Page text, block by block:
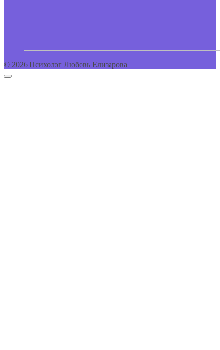
© 2026 Психолог Любовь Елизарова